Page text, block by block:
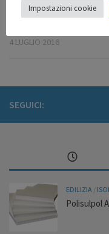
Scatola mattonella
4 LUGLIO 2016
SEGUICI:
EDILIZIA /
Polisulpol
Impostazioni cookie